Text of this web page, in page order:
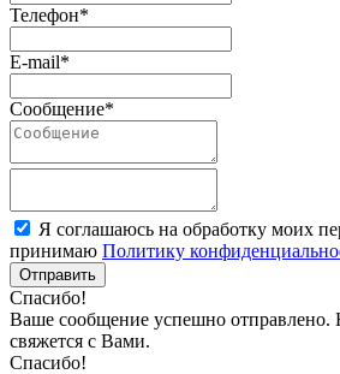
Телефон*
E-mail*
Сообщение*
Я соглашаюсь на обработку моих
принимаю Политику
Отправить
Спасибо!
Ваше сообщение успешно
свяжется с Вами.
Спасибо!